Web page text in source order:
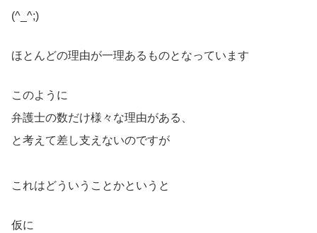
(^_^;)
ほとんどの理由が一理あるものとなっています
このように
弁護士の数だけ様々な理由がある、
と考えて差し支えないのですが
これはどういうことかというと
仮に